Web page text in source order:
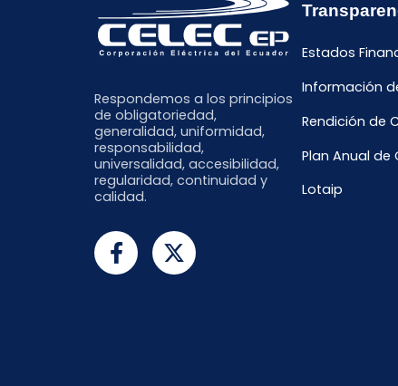
Respondemos a los principios
de obligatoriedad,
generalidad, uniformidad,
responsabilidad,
universalidad, accesibilidad,
regularidad, continuidad y
calidad.
Estados
Información
Rendición de
Plan Anual
Lotaip